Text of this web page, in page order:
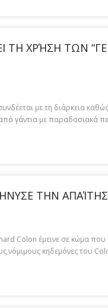
ΤΗ ΧΡΉΣΗ ΤΩΝ
με τη διάρκεια
γάντια με παραδοσιακά
ΤΗΝ
Colon έμεινε σε κώμα
κηδεμόνες του